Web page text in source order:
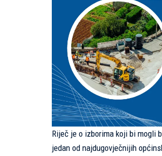
Riječ je o izborima koji bi mogli
jedan od najdugovječnijih